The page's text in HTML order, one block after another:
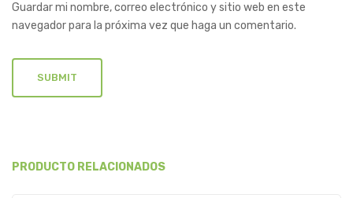
Guardar mi nombre, correo electrónico y sitio web en este
navegador para la próxima vez que haga un comentario.
PRODUCTO RELACIONADOS